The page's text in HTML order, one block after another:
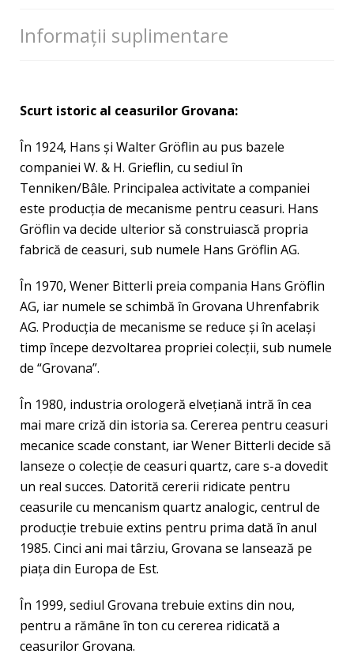
Informații suplimentare
Scurt istoric al ceasurilor Grovana:
În 1924, Hans şi Walter Gröflin au pus bazele
companiei W. & H. Grieflin, cu sediul în
Tenniken/Bâle. Principalea activitate a companiei
este producţia de mecanisme pentru ceasuri. Hans
Gröflin va decide ulterior să construiască propria
fabrică de ceasuri, sub numele Hans Gröflin AG.
În 1970, Wener Bitterli preia compania Hans Gröflin
AG, iar numele se schimbă în Grovana Uhrenfabrik
AG. Producţia de mecanisme se reduce şi în acelaşi
timp începe dezvoltarea propriei colecţii, sub numele
de “Grovana”.
În 1980, industria orologeră elveţiană intră în cea
mai mare criză din istoria sa. Cererea pentru ceasuri
mecanice scade constant, iar Wener Bitterli decide să
lanseze o colecţie de ceasuri quartz, care s-a dovedit
un real succes. Datorită cererii ridicate pentru
ceasurile cu mencanism quartz analogic, centrul de
producţie trebuie extins pentru prima dată în anul
1985. Cinci ani mai târziu, Grovana se lansează pe
piaţa din Europa de Est.
În 1999, sediul Grovana trebuie extins din nou,
pentru a rămâne în ton cu cererea ridicată a
ceasurilor Grovana.